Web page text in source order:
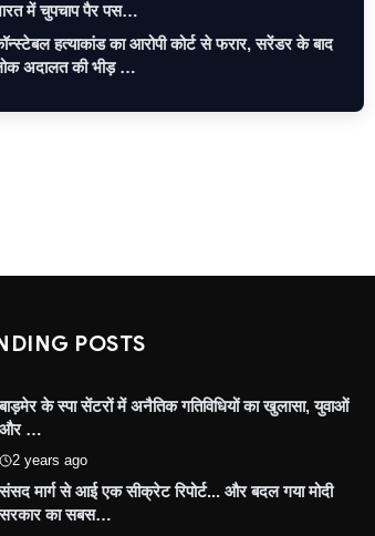
में चुपचाप पैर पस…
हत्याकांड का आरोपी कोर्ट से फरार, सरेंडर के बाद
अदालत की भीड़ …
POSTS
बाड़मेर के स्पा सेंटरों में अनैतिक गतिविधियों का खुलासा, युवाओं
और …
2 years ago
संसद मार्ग से आई एक सीक्रेट रिपोर्ट... और बदल गया मोदी
सरकार का सबस…